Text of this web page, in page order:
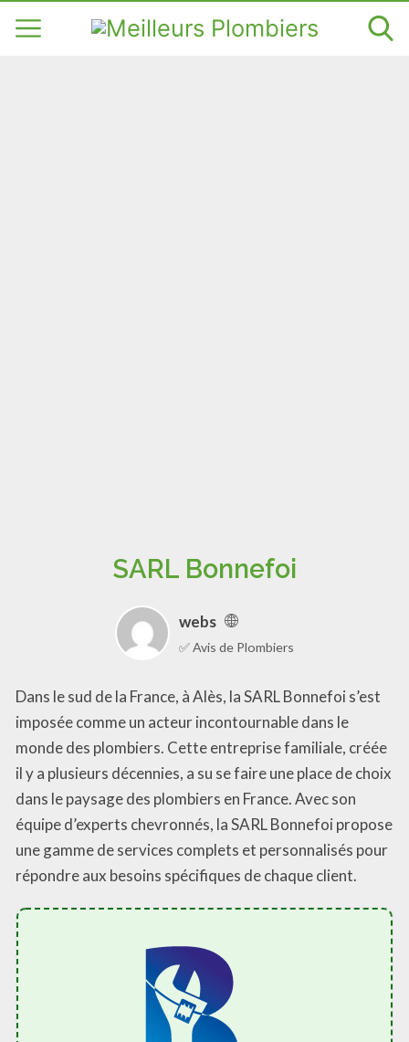
SARL Bonnefoi
webs
✅ Avis de Plombiers
Dans le sud de la France, à Alès, la SARL Bonnefoi s’est
imposée comme un acteur incontournable dans le
monde des plombiers. Cette entreprise familiale, créée
il y a plusieurs décennies, a su se faire une place de choix
dans le paysage des plombiers en France. Avec son
équipe d’experts chevronnés, la SARL Bonnefoi propose
une gamme de services complets et personnalisés pour
répondre aux besoins spécifiques de chaque client.